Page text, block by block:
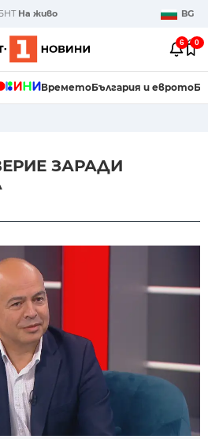
На живо BG
6 0
ВреметоБългария и еврото
ЗАРАДИ